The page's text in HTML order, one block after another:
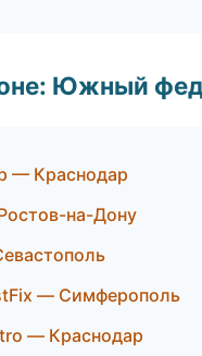
Южный
— Краснодар
на-Дону
— Симферополь
— Краснодар